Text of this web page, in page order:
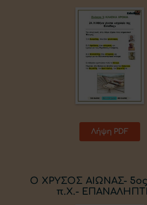
Λήψη PDF
O ΧΡΥΣΟΣ ΑΙΩΝΑΣ-
π.Χ.-